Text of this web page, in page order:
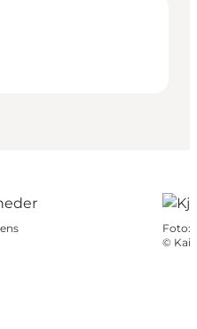
Foto:
© Kai